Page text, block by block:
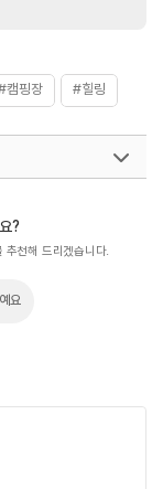
캠핑장 #힐링
?
추천해 드리겠습니다.
요